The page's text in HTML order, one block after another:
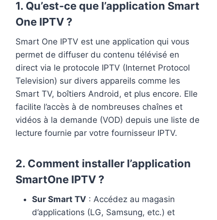
1. Qu’est-ce que l’application Smart
One IPTV ?
Smart One IPTV est une application qui vous
permet de diffuser du contenu télévisé en
direct via le protocole IPTV (Internet Protocol
Television) sur divers appareils comme les
Smart TV, boîtiers Android, et plus encore. Elle
facilite l’accès à de nombreuses chaînes et
vidéos à la demande (VOD) depuis une liste de
lecture fournie par votre fournisseur IPTV.
2. Comment installer l’application
SmartOne IPTV ?
Sur Smart TV : Accédez au magasin
d’applications (LG, Samsung, etc.) et